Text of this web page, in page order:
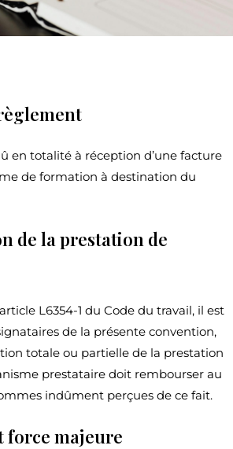
en totalité à réception d’une facture
de formation à destination du
de la prestation de
L6354-1 du Code du travail, il est
de la présente convention,
totale ou partielle de la prestation
prestataire doit rembourser au
indûment perçues de ce fait.
force majeure